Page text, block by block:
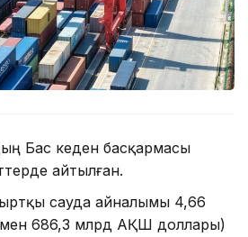
Бас кеден басқармасы
айтылған.
сауда айналымы 4,66
686,3 млрд АҚШ доллары)